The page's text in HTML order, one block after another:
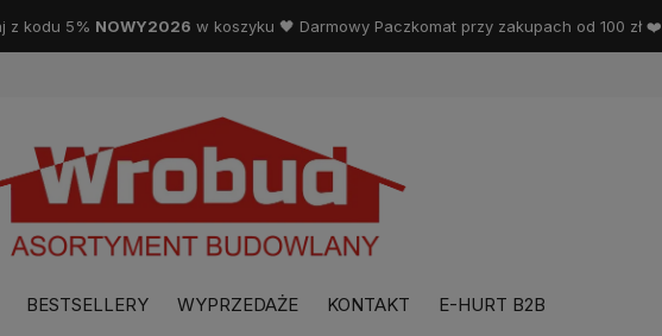
z kodu 5% NOWY2026 w koszyku 🖤 Darmowy Paczkomat przy zakupach od 100 zł ❤️
BESTSELLERY WYPRZEDAŻE KONTAKT E-HURT B2B